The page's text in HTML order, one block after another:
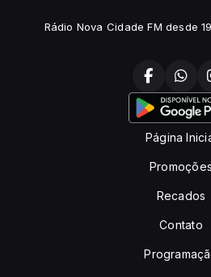
Rádio Nova Cidade FM desde
Página
Promoções
Recados
Contato